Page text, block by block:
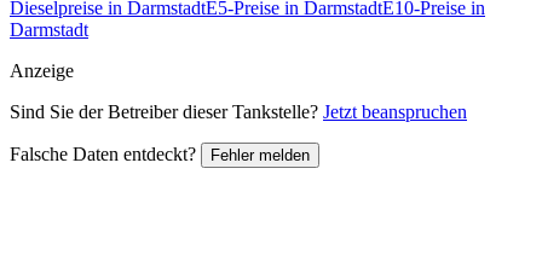
Dieselpreise in DarmstadtE5-Preise in DarmstadtE10-Preise in
Darmstadt
Anzeige
Sind Sie der Betreiber dieser Tankstelle? Jetzt beanspruchen
Falsche Daten entdeckt? Fehler melden